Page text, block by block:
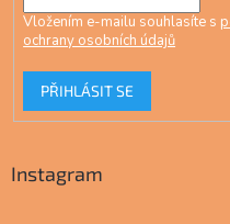
Vložením e-mailu souhlasíte s
ochrany osobních údajů
PŘIHLÁSIT SE
Instagram